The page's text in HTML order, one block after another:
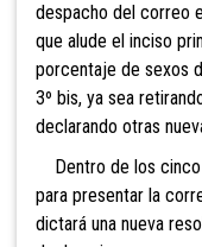
despacho del correo
que alude el inciso
porcentaje de sexos
3º bis, ya sea
declarando otras
Dentro de los cinco
para presentar la
dictará una nueva